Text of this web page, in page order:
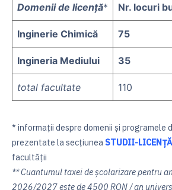
Domenii de licență* Nr. locuri
Inginerie Chimică 75
Ingineria Mediului 35
total facultate 110
* informaţii despre domenii şi programele
prezentate la secţiunea STUDII-LICENŢĂ
facultăţii
** Cuantumul taxei de şcolarizare pentru
2026/2027 este de 4500 RON / an